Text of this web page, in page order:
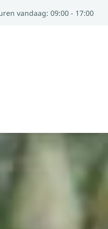
vandaag: 09:00 - 17:00